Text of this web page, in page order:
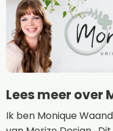
Lees meer over
Ik ben Monique